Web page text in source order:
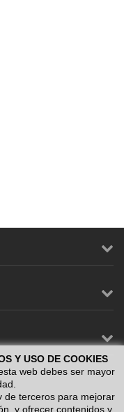
Y USO DE COOKIES
web debes ser mayor
de terceros para mejorar
y ofrecer contenidos y